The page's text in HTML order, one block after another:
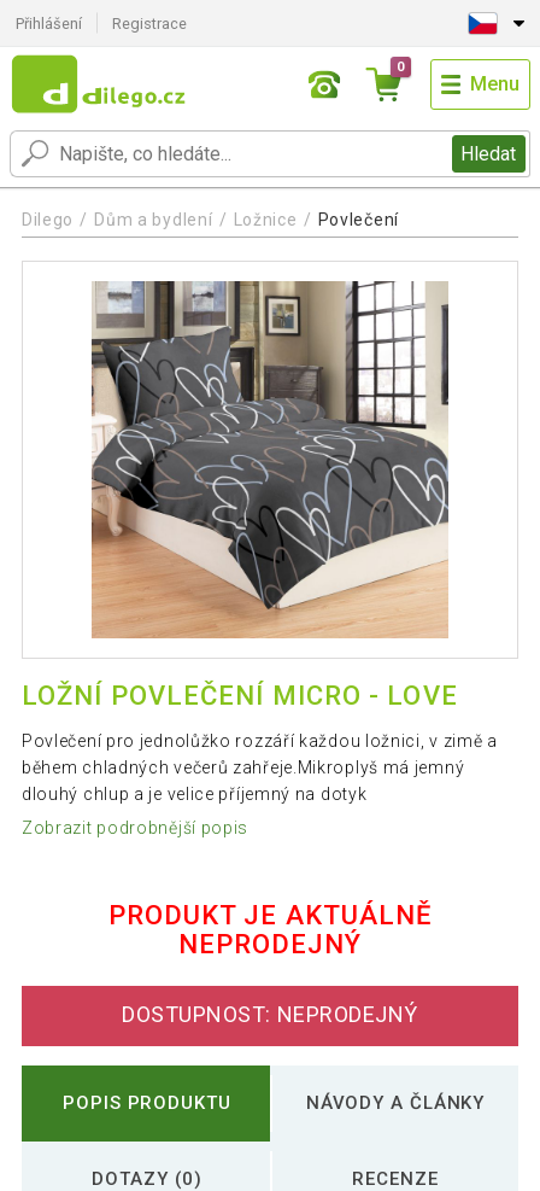
Přihlášení Registrace
Hledat
0
Menu
Dilego Dům a bydlení Ložnice Povlečení
LOŽNÍ POVLEČENÍ MICRO - LOVE
Povlečení pro jednolůžko rozzáří každou ložnici, v zimě a
během chladných večerů zahřeje.Mikroplyš má jemný
dlouhý chlup a je velice příjemný na dotyk
Zobrazit podrobnější popis
PRODUKT JE AKTUÁLNĚ
NEPRODEJNÝ
DOSTUPNOST: NEPRODEJNÝ
POPIS PRODUKTU NÁVODY A ČLÁNKY
DOTAZY (0) RECENZE